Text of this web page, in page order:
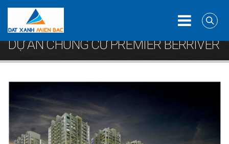
Home Căn hộ
DỰ ÁN CHUNG CƯ PREMIER BERRIVER